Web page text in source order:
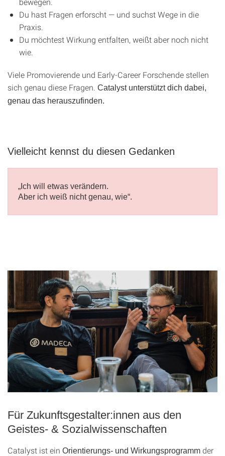
Du hast Fragen erforscht — und suchst Wege in die
Praxis.
Du möchtest Wirkung entfalten, weißt aber noch nicht
wie.
Viele Promovierende und Early-Career Forschende stellen
sich genau diese Fragen. Catalyst unterstützt dich dabei,
genau das herauszufinden.
Vielleicht kennst du diesen Gedanken
„Ich will etwas verändern.
Aber ich weiß nicht genau, wie“.
Für Zukunftsgestalter:innen aus den
Geistes- & Sozialwissenschaften
Catalyst ist ein Orientierungs- und Wirkungsprogramm der